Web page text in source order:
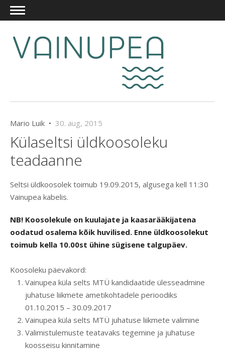
Mario Luik • 30. aug, 2015
Külaseltsi üldkoosoleku
teadaanne
Seltsi üldkoosolek toimub 19.09.2015, algusega kell 11:30
Vainupea kabelis.
NB! Koosolekule on kuulajate ja kaasarääkijatena
oodatud osalema kõik huvilised. Enne üldkoosolekut
toimub kella 10.00st ühine sügisene talgupäev.
Koosoleku päevakord:
Vainupea küla selts MTÜ kandidaatide ülesseadmine
juhatuse liikmete ametikohtadele perioodiks
01.10.2015 – 30.09.2017
Vainupea küla selts MTÜ juhatuse liikmete valimine
Valimistulemuste teatavaks tegemine ja juhatuse
koosseisu kinnitamine